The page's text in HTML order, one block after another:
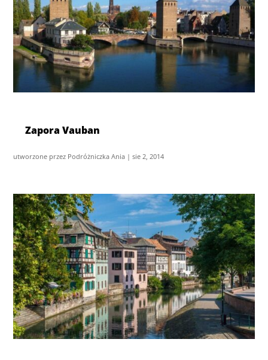
Zapora Vauban
utworzone przez Podróżniczka Ania |sie 2, 2014